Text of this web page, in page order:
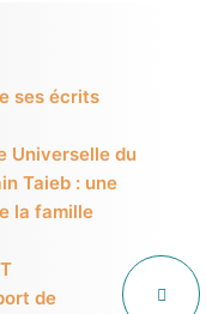
ses écrits
Universelle du
Taieb : une
la famille
de